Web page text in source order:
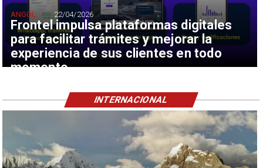
Frontel impulsa plataformas digitales
para facilitar trámites y mejorar la
experiencia de sus clientes en todo
momento
ANGOL 22/04/2026
INTERNACIONAL